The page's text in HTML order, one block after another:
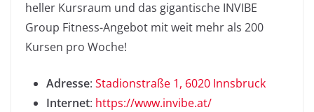
heller Kursraum und das gigantische INVIBE
Group Fitness-Angebot mit weit mehr als 200
Kursen pro Woche!
Adresse: Stadionstraße 1, 6020 Innsbruck
Internet: https://www.invibe.at/